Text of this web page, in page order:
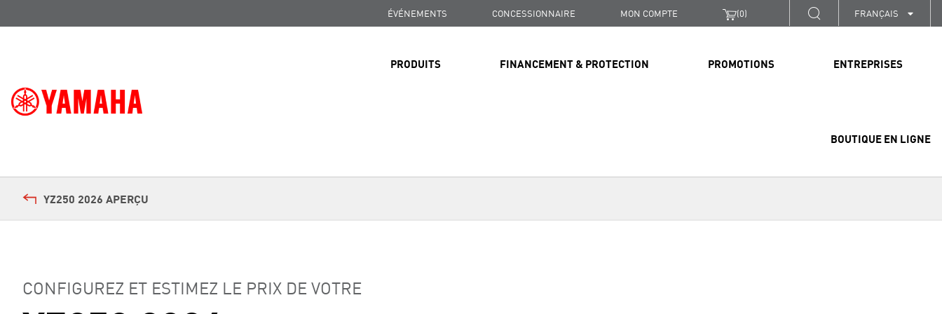
ÉVÉNEMENTS CONCESSIONNAIRE MON COMPTE (0) FRANÇAIS
PRODUITS FINANCEMENT & PROTECTION PROMOTIONS ENTREPRISES
BOUTIQUE EN LIGNE
YZ250 2026 APERÇU
CONFIGUREZ ET ESTIMEZ LE PRIX DE VOTRE